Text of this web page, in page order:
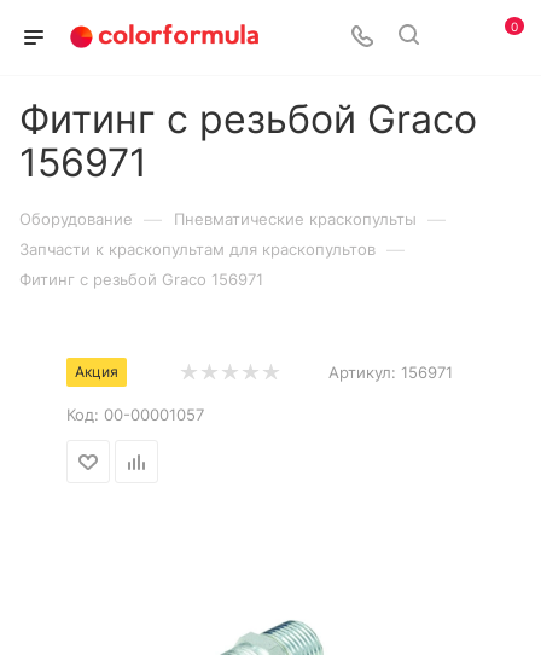
0
Фитинг с резьбой Graco
156971
Оборудование — Пневматические краскопульты —
Запчасти к краскопультам для краскопультов —
Фитинг с резьбой Graco 156971
Акция Артикул: 156971
Код: 00-00001057